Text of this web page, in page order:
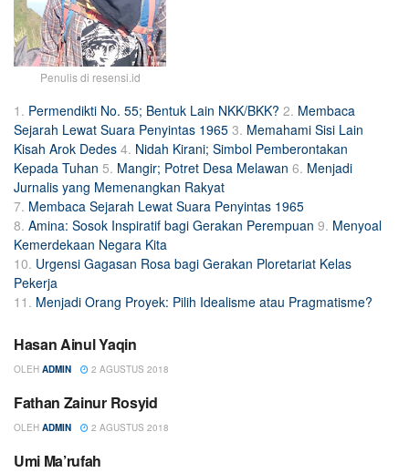
Penulis di resensi.id
1. Permendikti No. 55; Bentuk Lain NKK/BKK? 2. Membaca
Sejarah Lewat Suara Penyintas 1965 3. Memahami Sisi Lain
Kisah Arok Dedes 4. Nidah Kirani; Simbol Pemberontakan
Kepada Tuhan 5. Mangir; Potret Desa Melawan 6. Menjadi
Jurnalis yang Memenangkan Rakyat
7. Membaca Sejarah Lewat Suara Penyintas 1965
8. Amina: Sosok Inspiratif bagi Gerakan Perempuan 9. Menyoal
Kemerdekaan Negara Kita
10. Urgensi Gagasan Rosa bagi Gerakan Ploretariat Kelas
Pekerja
11. Menjadi Orang Proyek: Pilih Idealisme atau Pragmatisme?
PERESENSI
Hasan Ainul Yaqin
OLEH ADMIN 2 AGUSTUS 2018
PERESENSI
Fathan Zainur Rosyid
OLEH ADMIN 2 AGUSTUS 2018
PERESENSI
Umi Ma’rufah